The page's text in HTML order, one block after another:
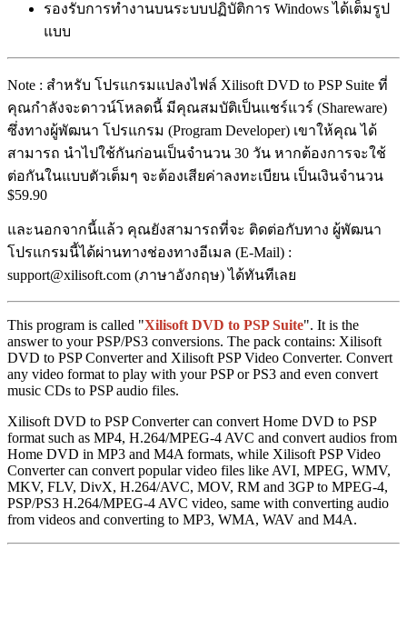
รองรับการทำงานบนระบบปฏิบัติการ Windows ได้เต็มรูป
แบบ
Note : สำหรับ โปรแกรมแปลงไฟล์ Xilisoft DVD to PSP Suite ที่
คุณกำลังจะดาวน์โหลดนี้ มีคุณสมบัติเป็นแชร์แวร์ (Shareware)
ซึ่งทางผู้พัฒนา โปรแกรม (Program Developer) เขาให้คุณ ได้
สามารถ นำไปใช้กันก่อนเป็นจำนวน 30 วัน หากต้องการจะใช้
ต่อกันในแบบตัวเต็มๆ จะต้องเสียค่าลงทะเบียน เป็นเงินจำนวน
$59.90
และนอกจากนี้แล้ว คุณยังสามารถที่จะ ติดต่อกับทาง ผู้พัฒนา
โปรแกรมนี้ได้ผ่านทางช่องทางอีเมล (E-Mail) :
support@xilisoft.com (ภาษาอังกฤษ) ได้ทันทีเลย
This program is called "Xilisoft DVD to PSP Suite". It is the
answer to your PSP/PS3 conversions. The pack contains: Xilisoft
DVD to PSP Converter and Xilisoft PSP Video Converter. Convert
any video format to play with your PSP or PS3 and even convert
music CDs to PSP audio files.
Xilisoft DVD to PSP Converter can convert Home DVD to PSP
format such as MP4, H.264/MPEG-4 AVC and convert audios from
Home DVD in MP3 and M4A formats, while Xilisoft PSP Video
Converter can convert popular video files like AVI, MPEG, WMV,
MKV, FLV, DivX, H.264/AVC, MOV, RM and 3GP to MPEG-4,
PSP/PS3 H.264/MPEG-4 AVC video, same with converting audio
from videos and converting to MP3, WMA, WAV and M4A.